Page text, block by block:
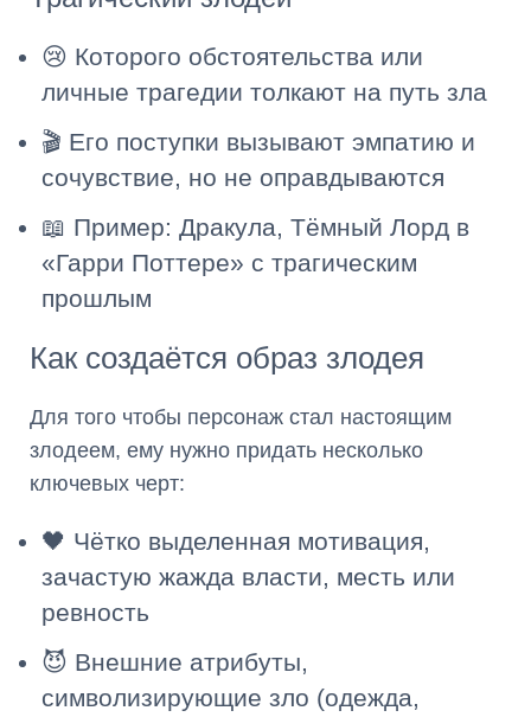
😢 Которого обстоятельства или
личные трагедии толкают на путь зла
🎬 Его поступки вызывают эмпатию и
сочувствие, но не оправдываются
📖 Пример: Дракула, Тёмный Лорд в
«Гарри Поттере» с трагическим
прошлым
Как создаётся образ злодея
Для того чтобы персонаж стал настоящим
злодеем, ему нужно придать несколько
ключевых черт:
🖤 Чётко выделенная мотивация,
зачастую жажда власти, месть или
ревность
😈 Внешние атрибуты,
символизирующие зло (одежда,